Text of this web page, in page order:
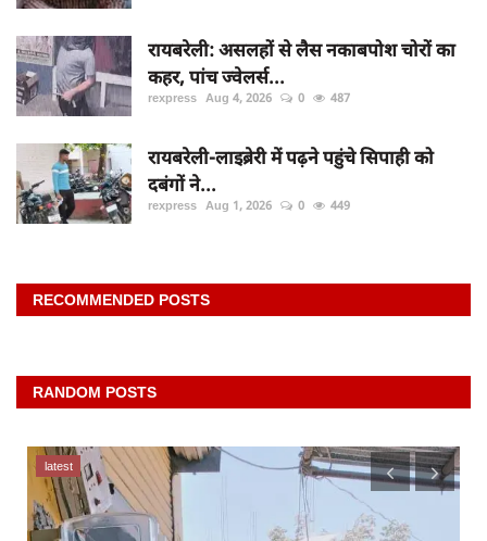
रायबरेली: असलहों से लैस नकाबपोश चोरों का
कहर, पांच ज्वेलर्स...
rexpress Aug 4, 2026 0 487
रायबरेली-लाइब्रेरी में पढ़ने पहुंचे सिपाही को
दबंगों ने...
rexpress Aug 1, 2026 0 449
RECOMMENDED POSTS
RANDOM POSTS
latest